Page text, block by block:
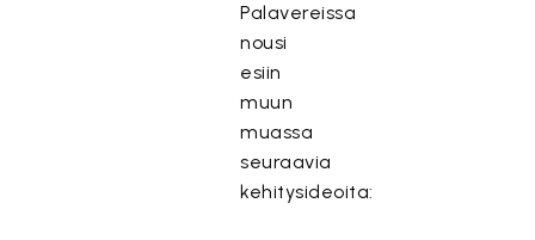
Palavereissa
nousi
esiin
muun
muassa
seuraavia
kehitysideoita: